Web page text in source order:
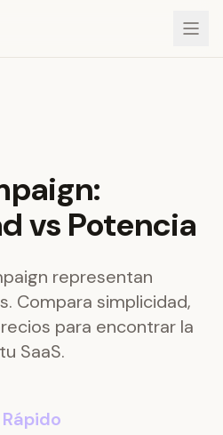
vs Potencia
representan
Compara simplicidad,
para encontrar la
SaaS.